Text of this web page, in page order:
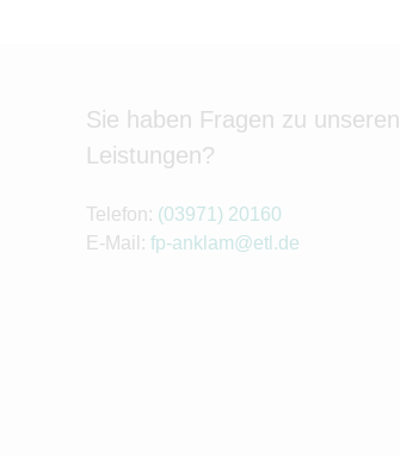
Sie haben Fragen zu unseren
Leistungen?
Telefon: (03971) 20160
E-Mail: fp-anklam@etl.de